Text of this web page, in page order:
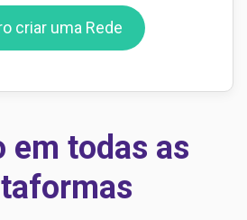
criar uma Rede
em todas as